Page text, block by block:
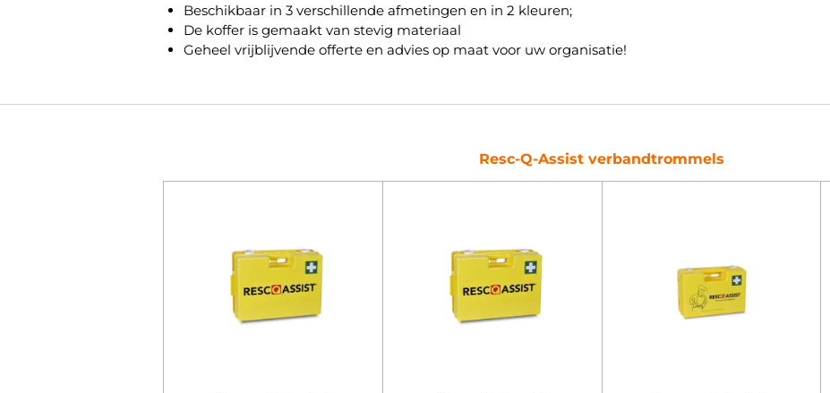
Beschikbaar in 3 verschillende afmetingen en in 2 kleuren;
De koffer is gemaakt van stevig materiaal
Geheel vrijblijvende offerte en advies op maat voor uw organisatie!
Resc-Q-Assist verbandtrommels